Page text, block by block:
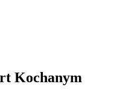
Kochanym